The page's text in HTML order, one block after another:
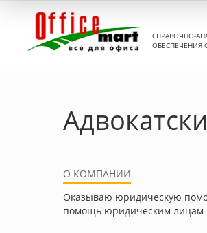
СПРАВОЧНО-
ОБЕСПЕЧЕНИЯ
О КОМПАНИИ
Оказываю юридическую
помощь юридическим лицам